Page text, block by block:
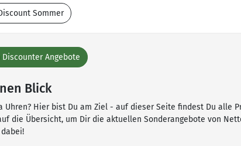
Sommer
Angebote
Blick
Hier bist Du am Ziel - auf dieser Seite findest Du alle
die Übersicht, um Dir die aktuellen Sonderangebote von